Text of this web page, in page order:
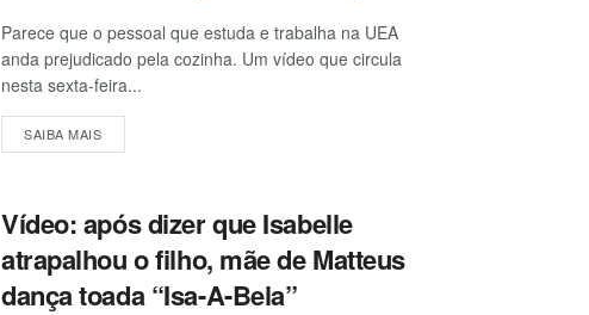
Parece que o pessoal que estuda e trabalha na UEA
anda prejudicado pela cozinha. Um vídeo que circula
nesta sexta-feira...
SAIBA MAIS
Vídeo: após dizer que Isabelle
atrapalhou o filho, mãe de Matteus
dança toada “Isa-A-Bela”